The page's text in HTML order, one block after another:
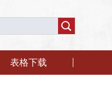
表格下载